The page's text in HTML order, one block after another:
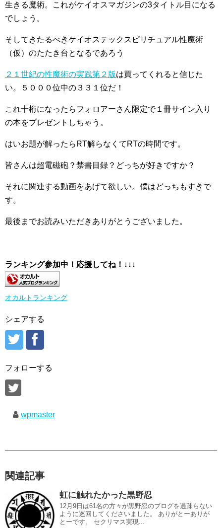
生きる魔術。これがケイオスマガジンの3タイトル目になる
でしょう。
そしてきたるべきケイオステックスピリチュアル性魔術
（仮）のたたき台となるであろう
２１世紀の性魔術の実践第２版は買ってくれると信じた
い。５０００位中の３３１位だ！
これ十桁になったらフォロアーさん限定で１冊サイン入り
の本をプレゼントしちゃう。
はいお題が解ったらRT解らなくてRTの時間です。
皆さんは超電磁砲？禁書目録？どっちが好きですか？
それに関連する動画をあげて欲しい。僕はどっちもすきで
す。
最後までお読みいただきありがとうございました。
ランキング参加中！応援してね！ ↓↓↓
オカルトランキング
シェアする
フォローする
wpmaster
関連記事
虹に触れたかった黒野忍
12月9日は61名の方々が黒野忍のブログを過疎らない
ように巡回してくださいました。 ありがとーありが
とーです。 セクリマス実現...